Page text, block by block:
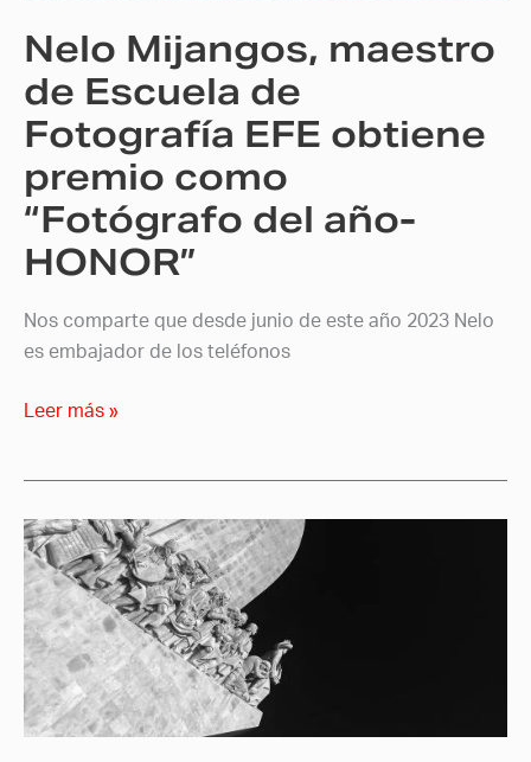
Nelo Mijangos, maestro
de Escuela de
Fotografía EFE obtiene
premio como
“Fotógrafo del año-
HONOR”
Nos comparte que desde junio de este año 2023 Nelo
es embajador de los teléfonos
obtiene
como
“Fotógrafo
del
año-
HONOR”
Leer más »
¿Fotógrafo
profesional
o
Fotógrafo
Intencional?